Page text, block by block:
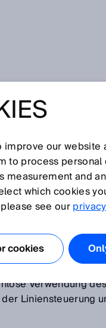
M N O P Q R
für
gemäß den
den die
Verwendung
Liniensteuerung
our
to process
and
which cookies
see our
cookies